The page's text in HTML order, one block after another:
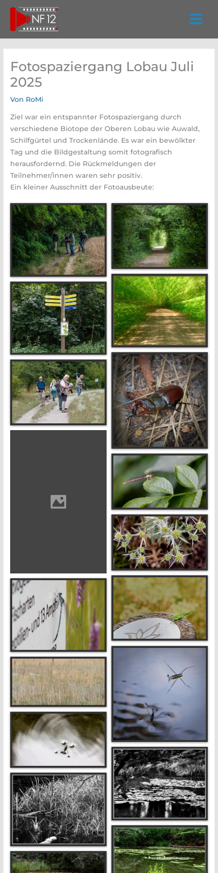
springen
Fotospaziergang Lobau Juli
2025
Von RoMi
Ziel war ein entspannter Fotospaziergang durch
verschiedene Biotope der Oberen Lobau wie Auwald,
Schilfgürtel und Trockenlände. Es war ein bewölkter
Tag und die Bildgestaltung somit fotografisch
herausfordernd. Die Rückmeldungen der
Teilnehmer/innen waren sehr positiv.
Ein kleiner Ausschnitt der Fotoausbeute: